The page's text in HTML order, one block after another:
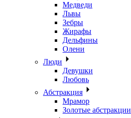
Медведи
Львы
Зебры
Жирафы
Дельфины
Олени
Люди
Девушки
Любовь
Абстракция
Мрамор
Золотые абстракции